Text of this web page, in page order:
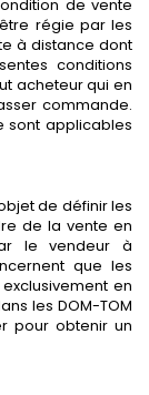
de vente
régie par les
à distance dont
conditions
acheteur qui en
commande.
sont applicables
de définir les
de la vente en
le vendeur à
que les
en
les DOM-TOM
pour obtenir un